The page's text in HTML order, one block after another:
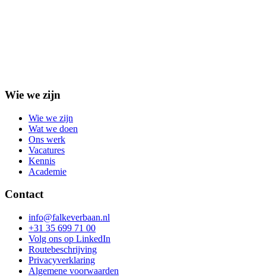
Wie we zijn
Wie we zijn
Wat we doen
Ons werk
Vacatures
Kennis
Academie
Contact
info@falkeverbaan.nl
+31 35 699 71 00
Volg ons op LinkedIn
Routebeschrijving
Privacyverklaring
Algemene voorwaarden